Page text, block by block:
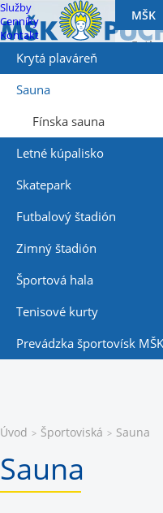
MŠK
Služby
Cenníky
Kontakt
Krytá plaváreň
Sauna
Fínska sauna
Letné kúpalisko
Skatepark
Futbalový štadión
Zimný štadión
Športová hala
Tenisové kurty
Prevádzka športovísk
Úvod > Športoviská > Sauna
Sauna